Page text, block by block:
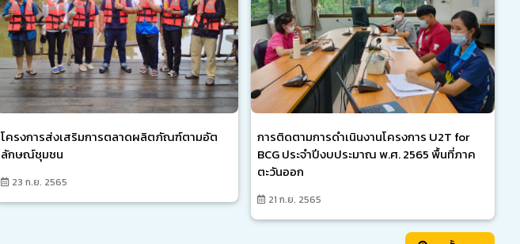
โครงการส่งเสริมการตลาดผลิตภัณฑ์ตามอัต
ลักษณ์ชุมชน
23 ก.ย. 2565
การติดตามการดำเนินงานโครงการ U2T for
BCG ประจำปีงบประมาณ พ.ศ. 2565 พื้นที่ภาค
ตะวันออก
21 ก.ย. 2565